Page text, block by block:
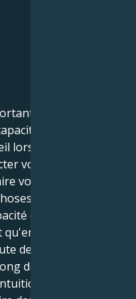
y compris vos
créatives,
lorsqu'il se trouve
votre monde
vos besoins, et
cruciales à faire
de transformer
faiblesse, et
de vos envies et
de cette période,
sont à leur